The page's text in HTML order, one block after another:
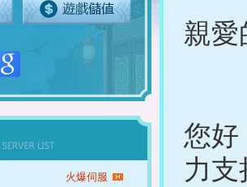
火爆伺服
親愛
您好
力